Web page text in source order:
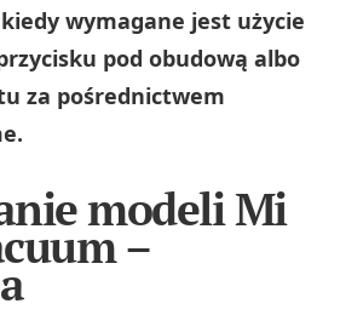
wymagane jest użycie
pod obudową albo
za pośrednictwem
modeli Mi
–